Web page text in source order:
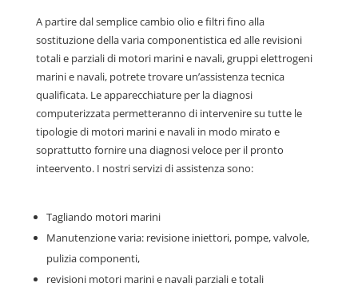
A partire dal semplice cambio olio e filtri fino alla
sostituzione della varia componentistica ed alle revisioni
totali e parziali di motori marini e navali, gruppi elettrogeni
marini e navali, potrete trovare un’assistenza tecnica
qualificata. Le apparecchiature per la diagnosi
computerizzata permetteranno di intervenire su tutte le
tipologie di motori marini e navali in modo mirato e
soprattutto fornire una diagnosi veloce per il pronto
inteervento. I nostri servizi di assistenza sono:
Tagliando motori marini
Manutenzione varia: revisione iniettori, pompe, valvole,
pulizia componenti,
revisioni motori marini e navali parziali e totali